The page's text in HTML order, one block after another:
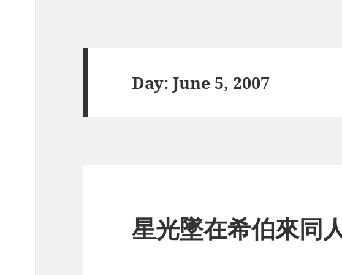
Day:June 5, 2007
星光墜在希伯來同